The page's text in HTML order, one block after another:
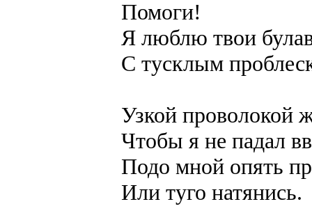
Помоги!
Я люблю твои
С тусклым
Узкой проволокой
Чтобы я не падал
Подо мной опять
Или туго натянись.